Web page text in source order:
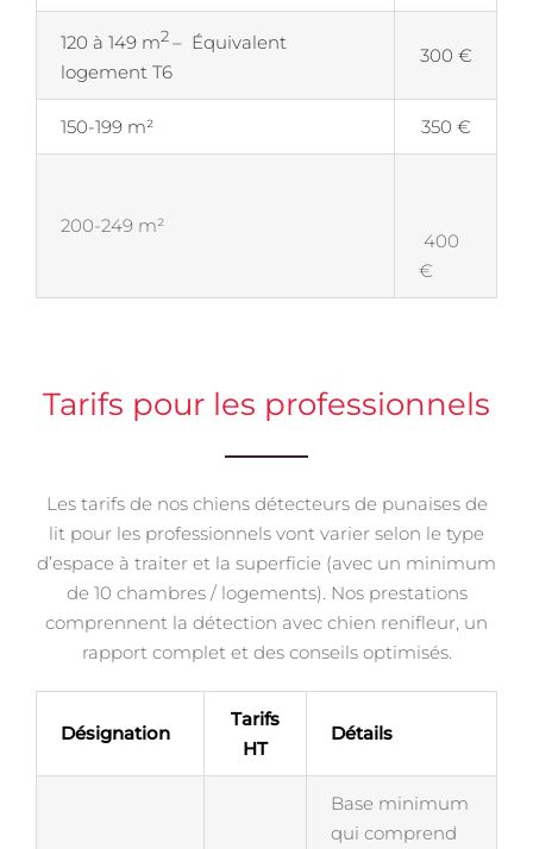
120 à 149 m2 – Équivalent
logement T6
300 €
150-199 m² 350 €
200-249 m²
400
€
Tarifs pour les professionnels
Les tarifs de nos chiens détecteurs de punaises de
lit pour les professionnels vont varier selon le type
d’espace à traiter et la superficie (avec un minimum
de 10 chambres / logements). Nos prestations
comprennent la détection avec chien renifleur, un
rapport complet et des conseils optimisés.
Désignation
Tarifs
HT
Détails
Base minimum
qui comprend